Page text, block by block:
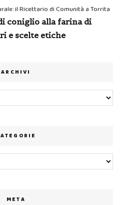
il Ricettario di Comunità a Torrita
coniglio alla farina di
e scelte etiche
ARCHIVI
META